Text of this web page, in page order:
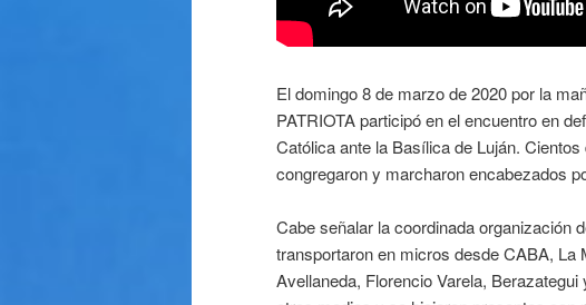
El domingo 8 de marzo de 2020 por la
PATRIOTA participó en el encuentro en
Católica ante la Basílica de Luján.
congregaron y marcharon encabezados
Cabe señalar la coordinada organización
transportaron en micros desde CABA,
Avellaneda, Florencio Varela,